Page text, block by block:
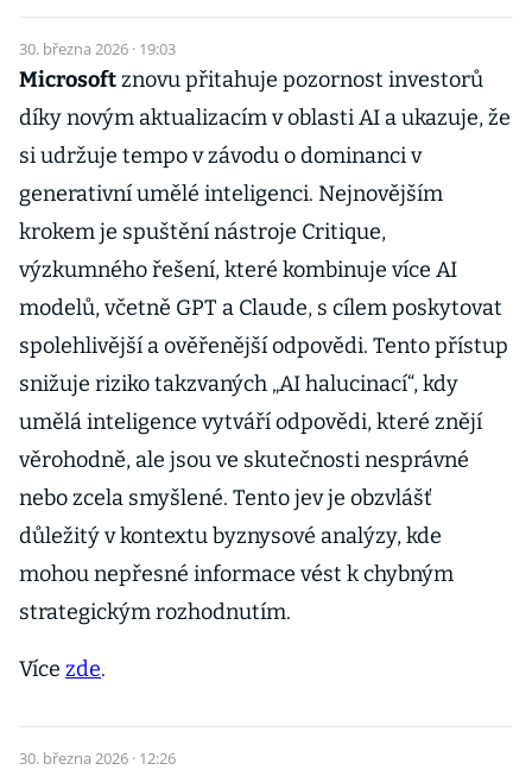
30. března 2026 · 19:03
Microsoftznovu přitahuje pozornost investorů
díky novým aktualizacím v oblasti AI a ukazuje, že
si udržuje tempo v závodu o dominanci v
generativní umělé inteligenci. Nejnovějším
krokem je spuštění nástroje Critique,
výzkumného řešení, které kombinuje více AI
modelů, včetně GPT a Claude, s cílem poskytovat
spolehlivější a ověřenější odpovědi. Tento přístup
snižuje riziko takzvaných „AI halucinací“, kdy
umělá inteligence vytváří odpovědi, které znějí
věrohodně, ale jsou ve skutečnosti nesprávné
nebo zcela smyšlené. Tento jev je obzvlášť
důležitý v kontextu byznysové analýzy, kde
mohou nepřesné informace vést k chybným
strategickým rozhodnutím.
Více zde.
30. března 2026 · 12:26